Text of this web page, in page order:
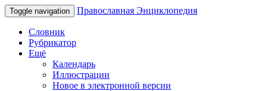
Toggle navigation Православная Энциклопедия
Словник
Рубрикатор
Ещё
Календарь
Иллюстрации
Новое в электронной версии